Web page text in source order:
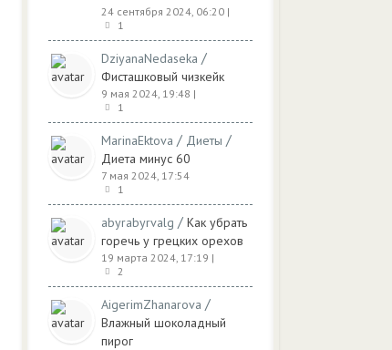
24 сентября 2024, 06:20 |
1
DziyanaNedaseka /
Фисташковый чизкейк
9 мая 2024, 19:48 |
1
MarinaEktova / Диеты /
Диета минус 60
7 мая 2024, 17:54
1
abyrabyrvalg / Как убрать
горечь у грецких орехов
19 марта 2024, 17:19 |
2
AigerimZhanarova /
Влажный шоколадный
пирог